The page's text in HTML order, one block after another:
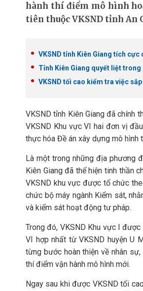
hành thí điểm mô hình
tiên thuộc VKSND tỉnh An
VKSND tỉnh Kiên Giang tích cực
Tỉnh Kiên Giang quyết liệt
VKSND tối cao kiểm tra việc
VKSND tỉnh Kiên Giang đã chính
VKSND Khu vực VI hai đơn vị
thực hóa Đề án xây dựng mô
Là một trong những địa phương
Kiên Giang đã thể hiện tinh thần
VKSND khu vực được tổ chức
chức bộ máy ngành Kiểm sát,
và kiểm sát hoạt động tư pháp.
Trong đó, VKSND Khu vực I được
VI hợp nhất từ VKSND huyện U
từng bước hoàn thiện về nhân
thí điểm vận hành mô hình mới.
Ngay sau khi được VKSND tối